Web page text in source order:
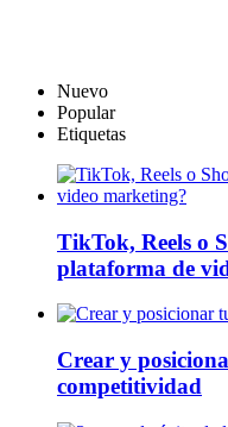
Nuevo
Popular
Etiquetas
TikTok, Reels o
plataforma de
Crear y
competitividad